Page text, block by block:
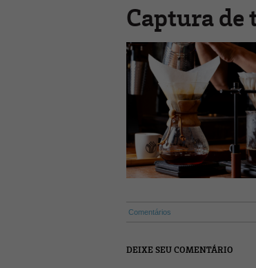
Captura
Comentários
DEIXE SEU COMENTÁRIO